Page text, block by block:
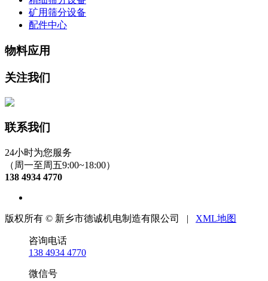
矿用筛分设备
配件中心
物料应用
关注我们
联系我们
24小时为您服务
（周一至周五9:00~18:00）
138 4934 4770
版权所有 © 新乡市德诚机电制造有限公司 | XML地图
咨询电话
138 4934 4770
微信号